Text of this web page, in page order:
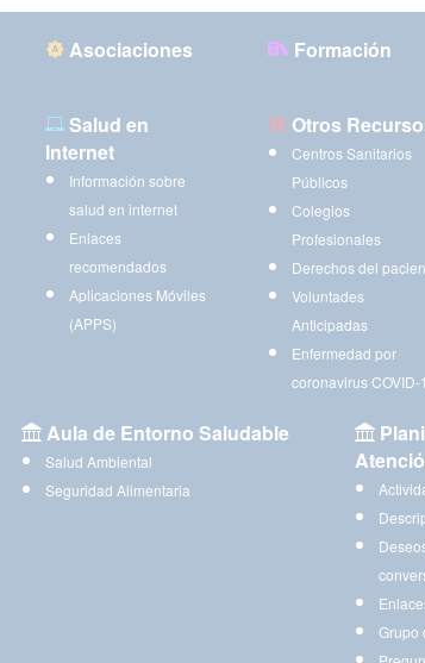
Asociaciones Formación
Salud en
Internet
Información sobre
salud en internet
Enlaces
recomendados
Aplicaciones Móviles
(APPS)
Otros
Centros Sanitarios
Públicos
Colegios
Profesionales
Derechos del
Voluntades
Anticipadas
Enfermedad por
coronavirus COVID-
Aula de Entorno Saludable
Salud Ambiental
Seguridad Alimentaria
Grupo